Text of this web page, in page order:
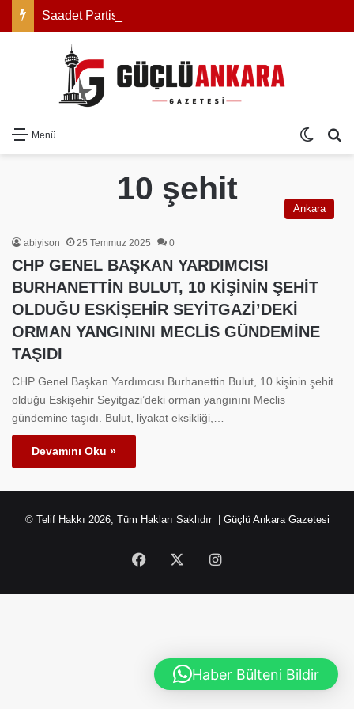
Menü Dış
10 şehit
Ankara
abiyison 25 Temmuz 2025 0
CHP GENEL BAŞKAN YARDIMCISI
BURHANETTİN BULUT, 10 KİŞİNİN ŞEHİT
OLDUĞU ESKİŞEHİR SEYİTGAZİ’DEKİ
ORMAN YANGININI MECLİS GÜNDEMİNE
TAŞIDI
CHP Genel Başkan Yardımcısı Burhanettin Bulut, 10 kişinin şehit
olduğu Eskişehir Seyitgazi’deki orman yangınını Meclis
gündemine taşıdı. Bulut, liyakat eksikliği,…
Devamını Oku »
© Telif Hakkı 2026, Tüm Hakları Saklıdır | Güçlü Ankara Gazetesi
Facebook Instagram
Haber Bülteni Bildir